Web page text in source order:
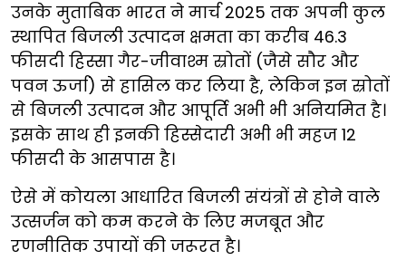
उनके मुताबिक भारत ने मार्च 2025 तक अपनी कुल
स्थापित बिजली उत्पादन क्षमता का करीब 46.3
फीसदी हिस्सा गैर-जीवाश्म स्रोतों (जैसे सौर और
पवन ऊर्जा) से हासिल कर लिया है, लेकिन इन स्रोतों
से बिजली उत्पादन और आपूर्ति अभी भी अनियमित है।
इसके साथ ही इनकी हिस्सेदारी अभी भी महज 12
फीसदी के आसपास है।
ऐसे में कोयला आधारित बिजली संयंत्रों से होने वाले
उत्सर्जन को कम करने के लिए मजबूत और
रणनीतिक उपायों की जरूरत है।